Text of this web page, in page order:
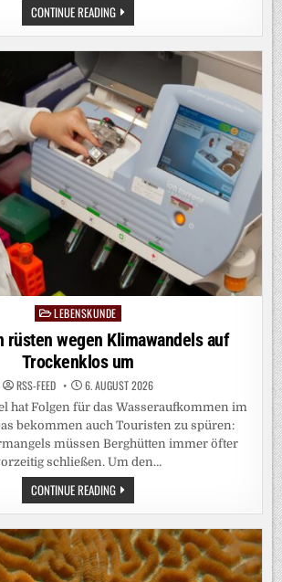
CONTINUE READINGINVEST4NATURE-
TOOLBOX
BIETET
ENTSCHEIDUNGSHILFE
NATURBASIERTE
LÖSUNGEN
PostedLEBENSKUNDE
rüsten wegen Klimawandels auf
Trockenklos um
RSS-FEED 6. AUGUST 2026
hat Folgen für das Wasseraufkommen im
bekommen auch Touristen zu spüren:
müssen Berghütten immer öfter
schließen. Um den…
CONTINUE READINGBERGHÜTTEN
RÜSTEN
WEGEN
AUF
TROCKENKLOS
UM